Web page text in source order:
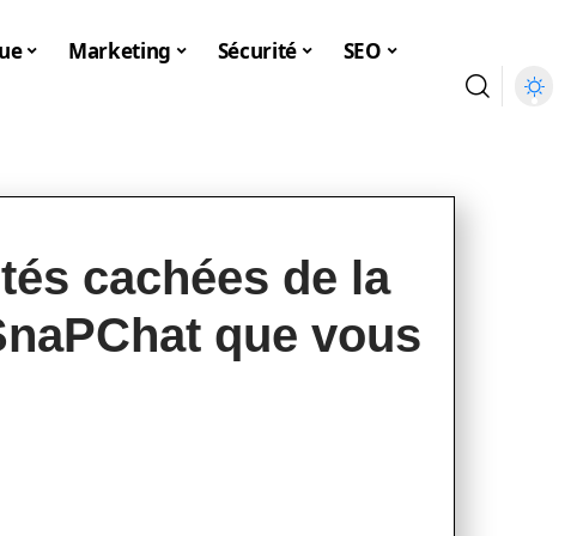
Marketing Sécurité SEO
cachées de la
que vous